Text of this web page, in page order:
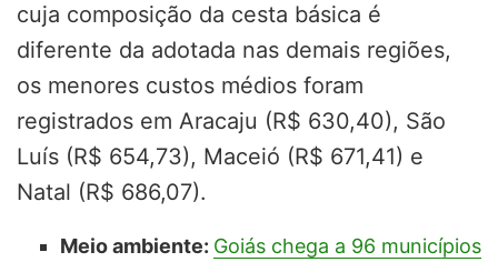
cuja composição da cesta básica é
diferente da adotada nas demais regiões,
os menores custos médios foram
registrados em Aracaju (R$ 630,40), São
Luís (R$ 654,73), Maceió (R$ 671,41) e
Natal (R$ 686,07).
Meio ambiente: Goiás chega a 96 municípios